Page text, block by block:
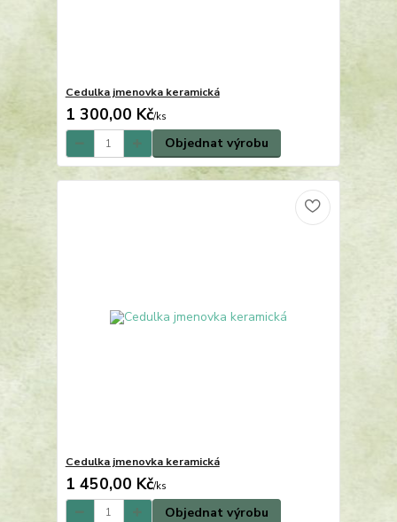
Cedulka jmenovka keramická
1 300,00 Kč/ks
Objednat výrobu
Cedulka jmenovka keramická
1 450,00 Kč/ks
Objednat výrobu